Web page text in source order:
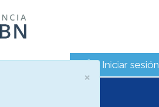
Iniciar sesión
×